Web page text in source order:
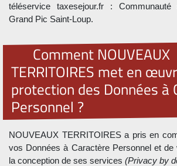
téléservice taxesejour.fr :
Grand Pic Saint-Loup.
Comment NOUVEAUX
TERRITOIRES met en
protection des Données à
Personnel ?
NOUVEAUX TERRITOIRES a pris en
vos Données à Caractère Personnel et
la conception de ses services (Privacy by